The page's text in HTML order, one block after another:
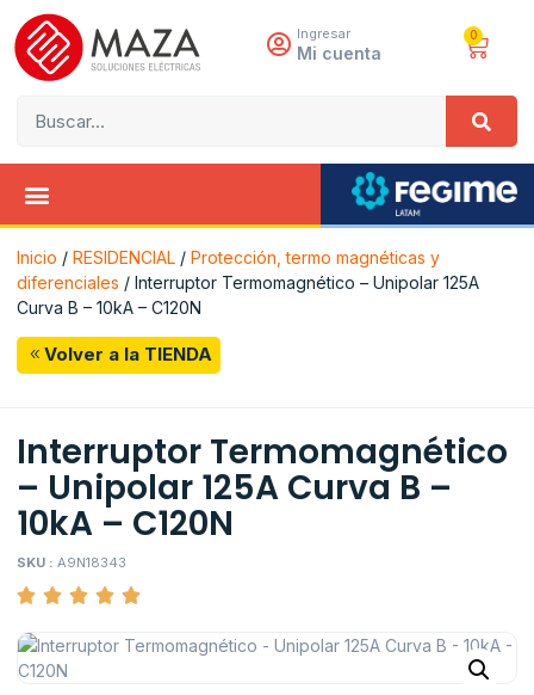
Ingresar
Mi cuenta
0
Inicio / RESIDENCIAL / Protección, termo magnéticas y
diferenciales / Interruptor Termomagnético – Unipolar 125A
Curva B – 10kA – C120N
Volver a la TIENDA
Interruptor Termomagnético
– Unipolar 125A Curva B –
10kA – C120N
SKU : A9N18343